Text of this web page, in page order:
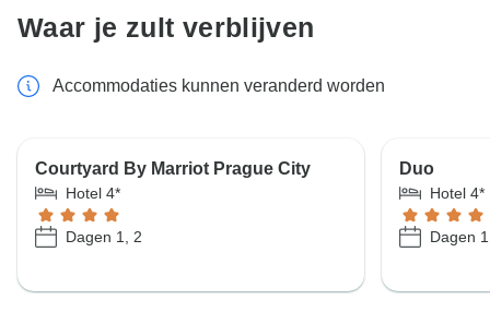
Waar je zult verblijven
Accommodaties kunnen veranderd worden
Courtyard By Marriot Prague City
Hotel 4*
Dagen 1, 2
Duo
Hotel 4*
Dagen